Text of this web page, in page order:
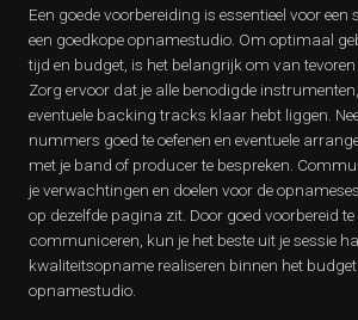
Een goede voorbereiding is essentieel voor een
een goedkope opnamestudio. Om optimaal
tijd en budget, is het belangrijk om van tevoren
Zorg ervoor dat je alle benodigde
eventuele backing tracks klaar hebt liggen.
nummers goed te oefenen en eventuele
met je band of producer te bespreken.
je verwachtingen en doelen voor de
op dezelfde pagina zit. Door goed voorbereid te
communiceren, kun je het beste uit je sessie
kwaliteitsopname realiseren binnen het
opnamestudio.